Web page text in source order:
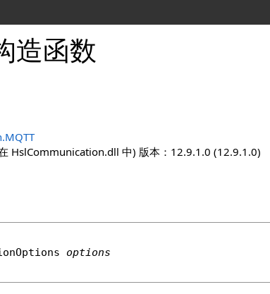
造函数
HslCommunication.dll 中) 版本：12.9.1.0 (12.9.1.0)
options